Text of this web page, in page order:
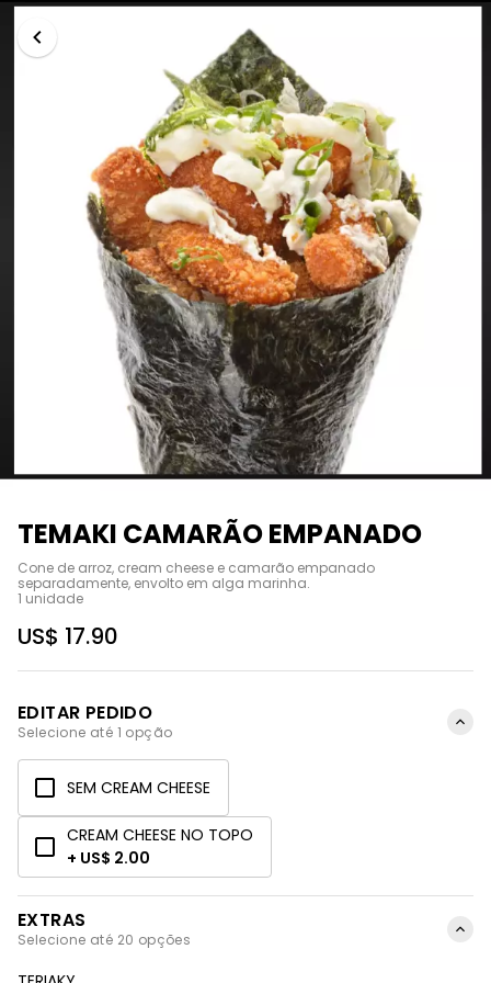
TEMAKI CAMARÃO EMPANADO
Cone de arroz, cream cheese e camarão empanado
separadamente, envolto em alga marinha.
1 unidade
US$ 17.90
EDITAR PEDIDO
Selecione até 1 opção
SEM CREAM CHEESE
CREAM CHEESE NO TOPO
+ US$ 2.00
EXTRAS
Selecione até 20 opções